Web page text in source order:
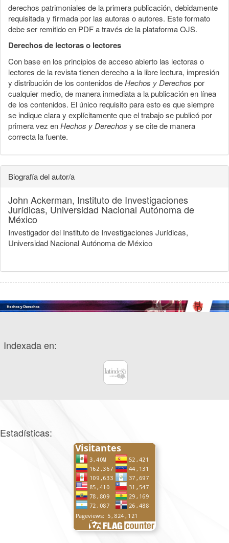
derechos patrimoniales de la primera publicación, debidamente
requisitada y firmada por las autoras o autores. Este formato
debe ser remitido en PDF a través de la plataforma OJS.
Derechos de lectoras o lectores
Con base en los principios de acceso abierto las lectoras o
lectores de la revista tienen derecho a la libre lectura, impresión
y distribución de los contenidos deHechos y Derechos por
cualquier medio, de manera inmediata a la publicación en línea
de los contenidos. El único requisito para esto es que siempre
se indique clara y explícitamente que el trabajo se publicó por
primera vez enHechos y Derechos y se cite de manera
correcta la fuente.
Biografía del autor/a
John Ackerman, Instituto de Investigaciones
Jurídicas, Universidad Nacional Autónoma de
México
Investigador del Instituto de Investigaciones Jurídicas,
Universidad Nacional Autónoma de México
Indexada en:
Estadísticas: